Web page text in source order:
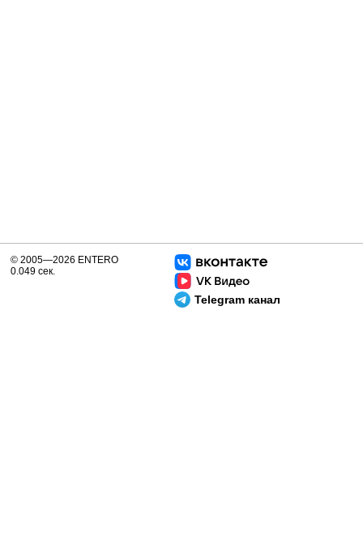
Telegram канал
© 2005—2026 ENTERO
0.049 сек.